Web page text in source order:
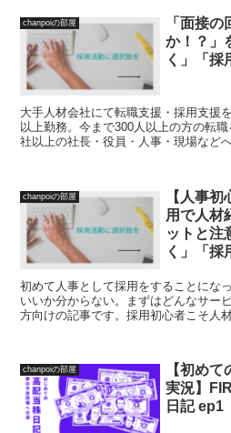
chanpoiの部屋
「面接
か！？」
く」「採
大手人材会社にて転職支援・採用支援
以上勤務。今まで300人以上の方の転
社以上の社長・役員・人事・現場など
chanpoiの部屋
【人事
用で人材
ットと注
く」「採
初めて人事として採用をすることにな
いいか分からない。まずはどんなサー
方向けの記事です。採用初心者こそ人
chanpoiの部屋
【初め
実況】
日記 ep1